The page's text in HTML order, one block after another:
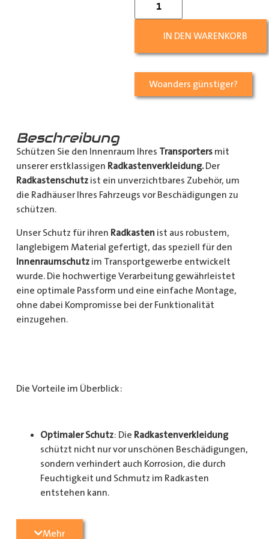
IN DEN WARENKORB
Woanders günstiger?
Beschreibung
Schützen Sie den Innenraum Ihres Transportersmit
unserer erstklassigen Radkastenverkleidung.Der
Radkastenschutzist ein unverzichtbares Zubehör, um
die Radhäuser Ihres Fahrzeugs vor Beschädigungen zu
schützen.
Unser Schutz für ihren Radkastenist aus robustem,
langlebigem Material gefertigt, das speziell für den
Innenraumschutzim Transportgewerbe entwickelt
wurde. Die hochwertige Verarbeitung gewährleistet
eine optimale Passform und eine einfache Montage,
ohne dabei Kompromisse bei der Funktionalität
einzugehen.
Die Vorteile im Überblick:
Optimaler Schutz: Die Radkastenverkleidung
schützt nicht nur vor unschönen Beschädigungen,
sondern verhindert auch Korrosion, die durch
Feuchtigkeit und Schmutz im Radkasten
entstehen kann.
Langlebigkeit
Mehr